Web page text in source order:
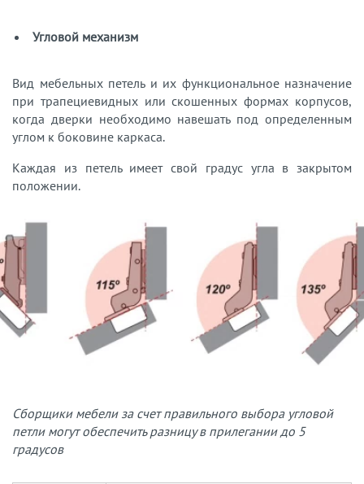
Угловой механизм
Вид мебельных петель и их функциональное назначение
при трапециевидных или скошенных формах корпусов,
когда дверки необходимо навешать под определенным
углом к боковине каркаса.
Каждая из петель имеет свой градус угла в закрытом
положении.
Сборщики мебели за счет правильного выбора угловой
петли могут обеспечить разницу в прилегании до 5
градусов